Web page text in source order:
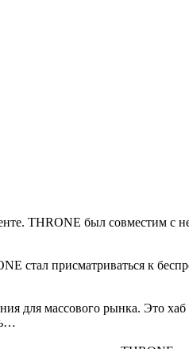
THRONE был совместим с
стал присматриваться к
для массового рынка. Это